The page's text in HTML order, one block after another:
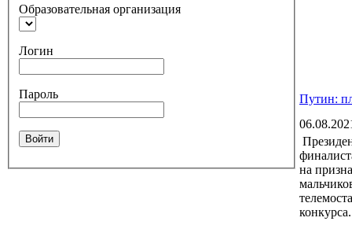
Образовательная организация
Логин
Пароль
Войти
Путин:
на
конкурса.